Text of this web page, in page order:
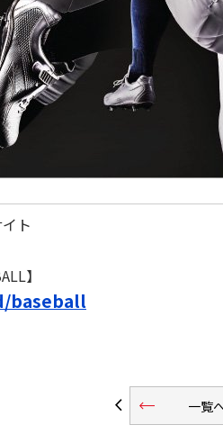
ト
】
baseball
arrow_back_ios 一覧
trending_flat